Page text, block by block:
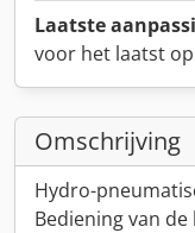
Laatste
voor het laatst op
Omschrijving
Hydro-
Bediening van